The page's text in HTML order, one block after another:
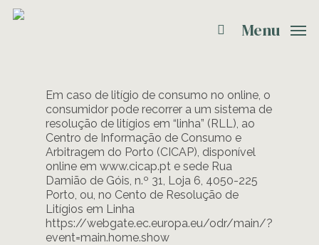
Menu
Em caso de litígio de consumo no online, o
consumidor pode recorrer a um sistema de
resolução de litígios em “linha” (RLL), ao
Centro de Informação de Consumo e
Arbitragem do Porto (CICAP), disponível
online em www.cicap.pt e sede Rua
Damião de Góis, n.º 31, Loja 6, 4050-225
Porto, ou, no Cento de Resolução de
Litígios em Linha
https://webgate.ec.europa.eu/odr/main/?
event=main.home.show